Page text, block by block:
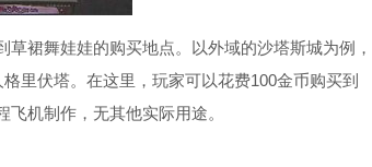
裙舞娃娃的购买地点。以外域的沙塔斯城为例，
里伏塔。在这里，玩家可以花费100金币购买到
机制作，无其他实际用途。